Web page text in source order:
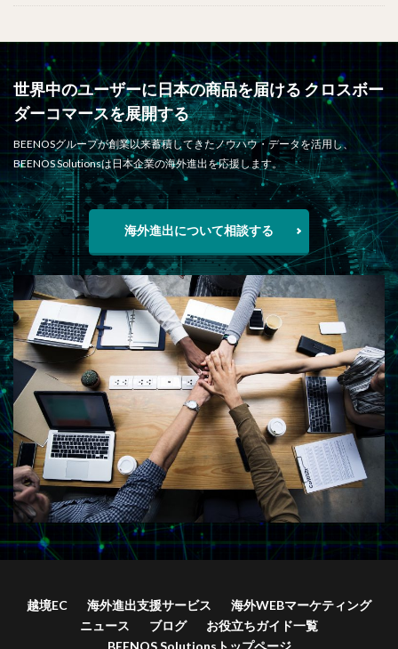
世界中のユーザーに日本の商品を届ける クロスボー
ダーコマースを展開する
BEENOSグループが創業以来蓄積してきたノウハウ・データを活用し、
BEENOS Solutionsは日本企業の海外進出を応援します。
海外進出について相談する
越境EC 海外進出支援サービス
海外WEBマーケティング
ニュース
ブログ
お役立ちガイド一覧